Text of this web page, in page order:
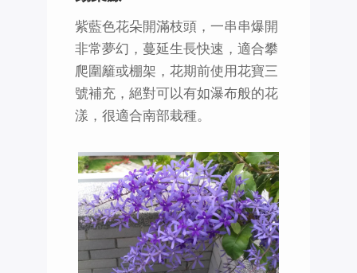
紫藍色花朵開滿枝頭，一串串爆開
非常夢幻，蔓延生長快速，適合攀
爬圍籬或棚架，花期前使用花寶三
號補充，絕對可以有如瀑布般的花
漾，很適合南部栽種。